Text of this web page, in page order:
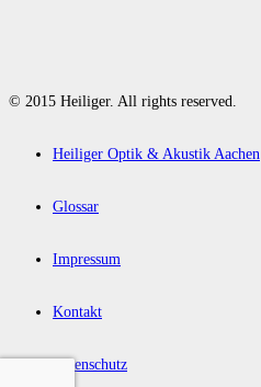
© 2015 Heiliger. All rights reserved.
Heiliger Optik & Akustik Aachen
Glossar
Impressum
Kontakt
Datenschutz